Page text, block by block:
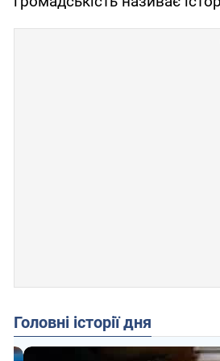
Головні історії дня